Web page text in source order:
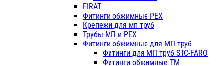
Фитинги ПП белые
Фитинги ПП белые
Фитинги ППс металл.белые
VALFEX
Трубы PE-RT
Трубы ПП водопровод белые
Трубы ПП водопровод серые
FIRAT
Фитинги обжимные PEX
Крепежи для мп труб
Трубы МП и PEX
Фитинги обжимные для МП труб
Фитинги для МП труб STC-FARO
Фитинги обжимные ТМ